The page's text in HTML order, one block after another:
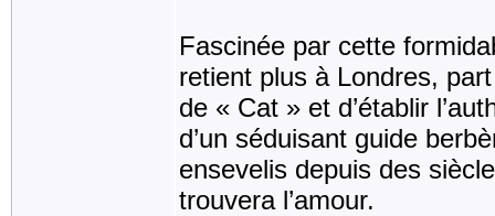
Fascinée par cette
retient plus à Londres,
de « Cat » et d’établir
d’un séduisant guide
ensevelis depuis des
trouvera l’amour.